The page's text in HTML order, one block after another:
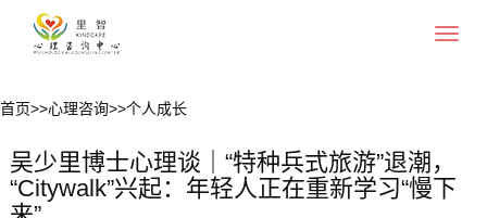
Toggle
首页>>心理咨询>>个人成长
吴少里博士心理谈｜“特种兵式旅游”退潮，
“Citywalk”兴起：年轻人正在重新学习“慢下